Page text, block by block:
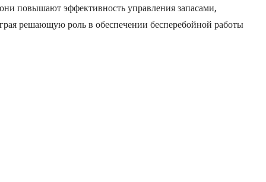
повышают эффективность управления запасами,
решающую роль в обеспечении бесперебойной работы